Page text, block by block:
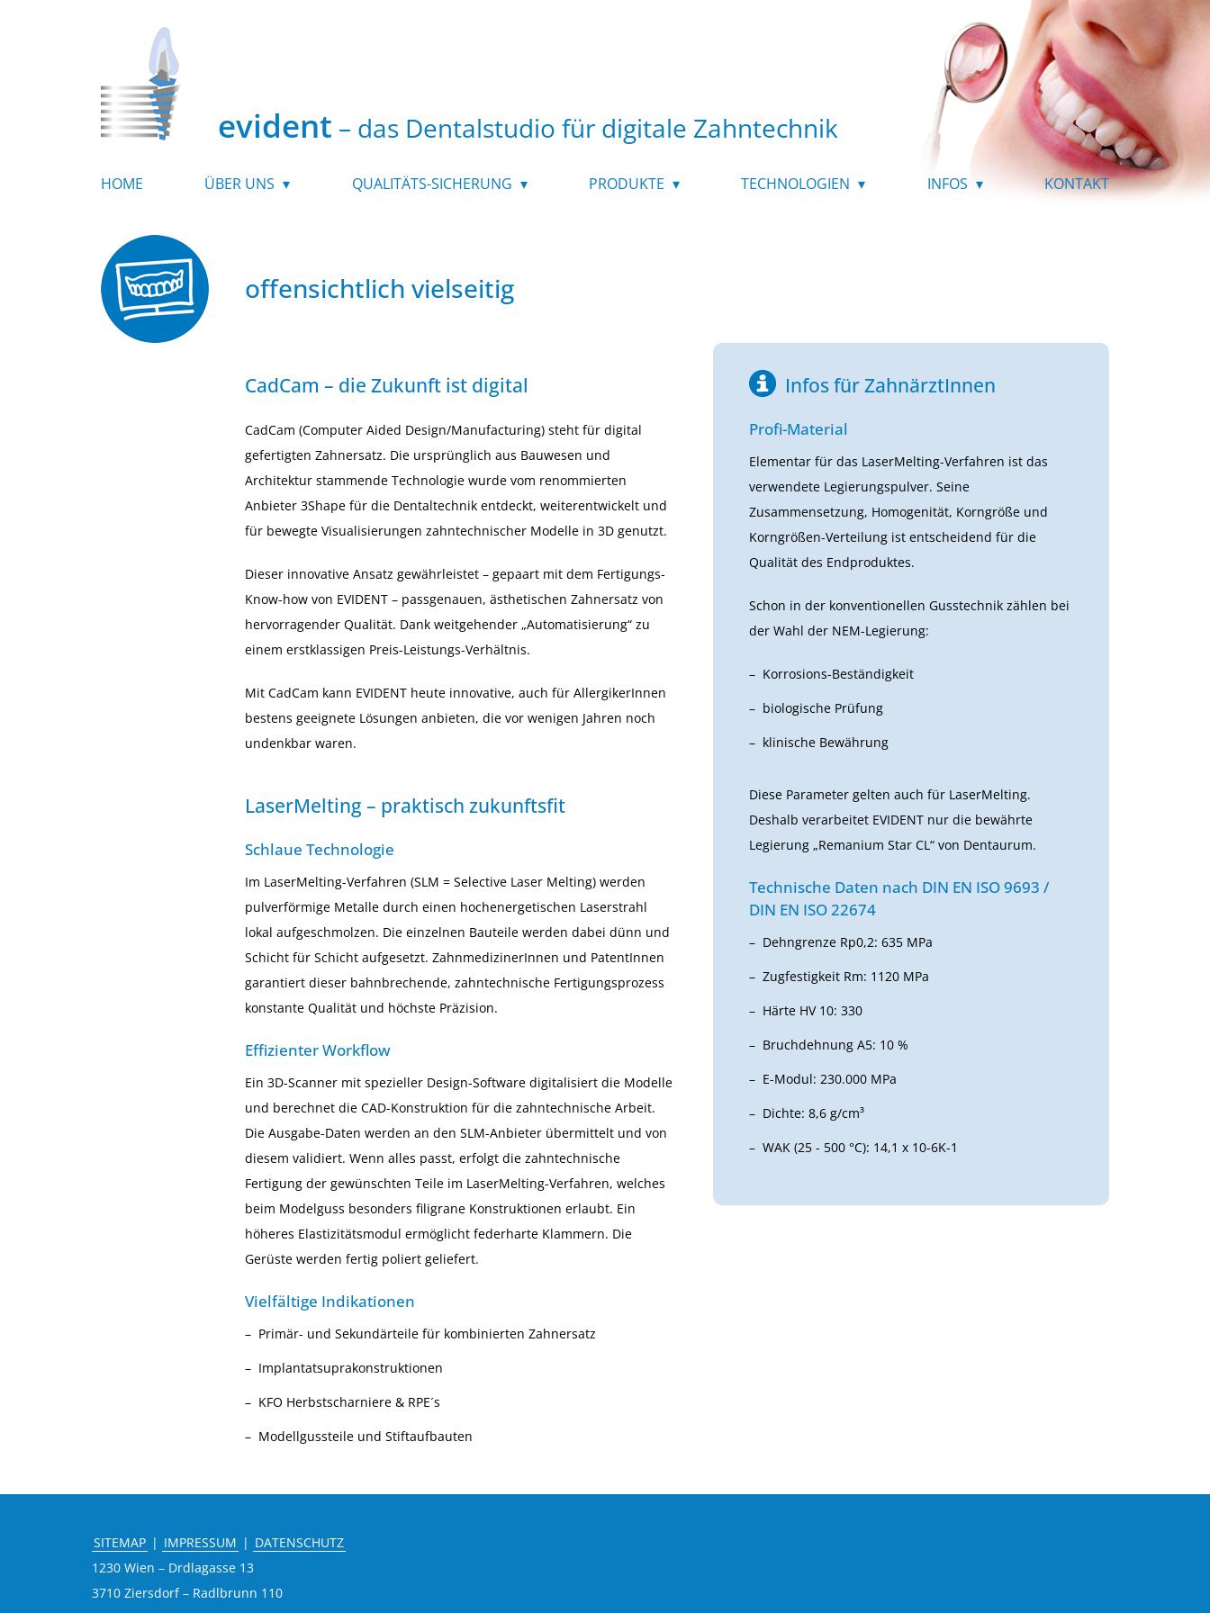
evident – das Dentalstudio für digitale Zahntechnik
HOME ÜBER UNS QUALITÄTS-SICHERUNG PRODUKTE TECHNOLOGIEN INFOS KONTAKT
offensichtlich vielseitig
CadCam – die Zukunft ist digital
CadCam (Computer Aided Design/Manufacturing) steht für digital
gefertigten Zahnersatz. Die ursprünglich aus Bauwesen und
Architektur stammende Technologie wurde vom renommierten
Anbieter 3Shape für die Dentaltechnik entdeckt, weiterentwickelt und
für bewegte Visualisierungen zahntechnischer Modelle in 3D genutzt.
Dieser innovative Ansatz gewährleistet – gepaart mit dem Fertigungs-
Know-how von EVIDENT – passgenauen, ästhetischen Zahnersatz von
hervorragender Qualität. Dank weitgehender „Automatisierung“ zu
einem erstklassigen Preis-Leistungs-Verhältnis.
Mit CadCam kann EVIDENT heute innovative, auch für AllergikerInnen
bestens geeignete Lösungen anbieten, die vor wenigen Jahren noch
undenkbar waren.
LaserMelting – praktisch zukunftsfit
Schlaue Technologie
Im LaserMelting-Verfahren (SLM = Selective Laser Melting) werden
pulverförmige Metalle durch einen hochenergetischen Laserstrahl
lokal aufgeschmolzen. Die einzelnen Bauteile werden dabei dünn und
Schicht für Schicht aufgesetzt. ZahnmedizinerInnen und PatentInnen
garantiert dieser bahnbrechende, zahntechnische Fertigungsprozess
konstante Qualität und höchste Präzision.
Effizienter Workflow
Ein 3D-Scanner mit spezieller Design-Software digitalisiert die Modelle
und berechnet die CAD-Konstruktion für die zahntechnische Arbeit.
Die Ausgabe-Daten werden an den SLM-Anbieter übermittelt und von
diesem validiert. Wenn alles passt, erfolgt die zahntechnische
Fertigung der gewünschten Teile im LaserMelting-Verfahren, welches
beim Modelguss besonders filigrane Konstruktionen erlaubt. Ein
höheres Elastizitätsmodul ermöglicht federharte Klammern. Die
Gerüste werden fertig poliert geliefert.
Vielfältige Indikationen
Primär- und Sekundärteile für kombinierten Zahnersatz
Implantatsuprakonstruktionen
KFO Herbstscharniere & RPE´s
Modellgussteile und Stiftaufbauten
Infos für ZahnärztInnen
Profi-Material
Elementar für das LaserMelting-Verfahren ist das
verwendete Legierungspulver. Seine
Zusammensetzung, Homogenität, Korngröße und
Korngrößen-Verteilung ist entscheidend für die
Qualität des Endproduktes.
Schon in der konventionellen Gusstechnik zählen bei
der Wahl der NEM-Legierung:
Korrosions-Beständigkeit
biologische Prüfung
klinische Bewährung
Diese Parameter gelten auch für LaserMelting.
Deshalb verarbeitet EVIDENT nur die bewährte
Legierung „Remanium Star CL“ von Dentaurum.
Technische Daten nach DIN EN ISO 9693 /
DIN EN ISO 22674
Dehngrenze Rp0,2: 635 MPa
Zugfestigkeit Rm: 1120 MPa
Härte HV 10: 330
Bruchdehnung A5: 10 %
E-Modul: 230.000 MPa
Dichte: 8,6 g/cm³
WAK (25 - 500 °C): 14,1 x 10-6K-1
SITEMAP | IMPRESSUM | DATENSCHUTZ
1230 Wien – Drdlagasse 13
3710 Ziersdorf – Radlbrunn 110